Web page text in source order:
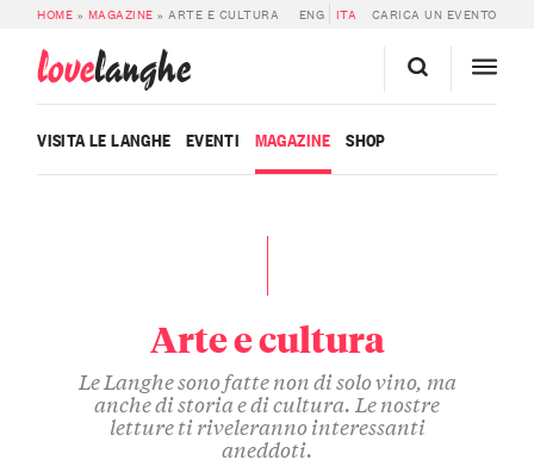
HOME » MAGAZINE »ARTE E CULTURA ENG ITA CARICA UN EVENTO
lovelanghe
VISITA LE LANGHE EVENTI MAGAZINE SHOP
Arte e cultura
Le Langhe sono fatte non di solo vino, ma
anche di storia e di cultura. Le nostre
letture ti riveleranno interessanti
aneddoti.